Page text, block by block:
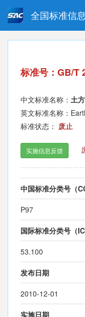
全国标准信
强制性国家标
指导性技术文
标准号：GB/T
中文标准名称： 土
英文标准名称：
标准状态： 废止
实施信息反馈
中国标准分类号（
P97
国际标准分类号（
53.100
发布日期
2010-12-01
实施日期